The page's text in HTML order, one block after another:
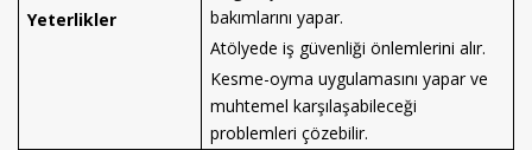
Yeterlikler
bakımlarını yapar.
Atölyede iş güvenliği önlemlerini alır.
Kesme-oyma uygulamasını yapar ve
muhtemel karşılaşabileceği
problemleri çözebilir.